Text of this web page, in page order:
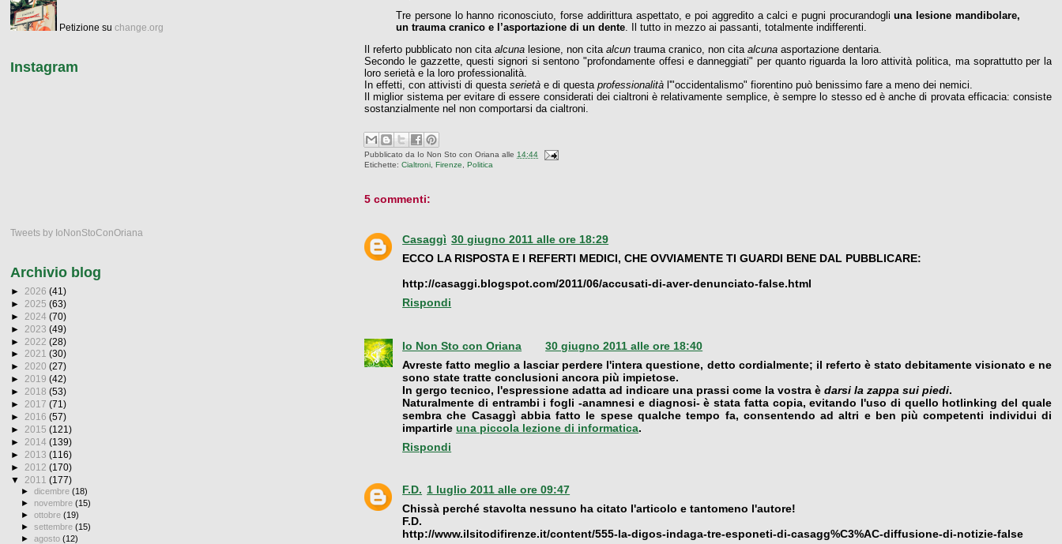
Tre persone lo hanno riconosciuto, forse addirittura aspettato, e poi aggredito a calci e pugni procurandogliuna lesione mandibolare,
un trauma cranico e l’asportazione di un dente. Il tutto in mezzo ai passanti, totalmente indifferenti.
Il referto pubblicato non citaalcuna lesione, non citaalcun trauma cranico, non citaalcunaasportazione dentaria.
Secondo le gazzette, questi signori si sentono "profondamente offesi e danneggiati" per quanto riguarda la loro attività politica, ma soprattutto per la
loro serietà e la loro professionalità.
In effetti, con attivisti di questaserietà e di questaprofessionalità l'"occidentalismo" fiorentino può benissimo fare a meno dei nemici.
Il miglior sistema per evitare di essere considerati dei cialtroni è relativamente semplice, è sempre lo stesso ed è anche di provata efficacia: consiste
sostanzialmente nel non comportarsi da cialtroni.
Pubblicato da Io Non Sto con Oriana alle 14:44
Etichette:Cialtroni ,Firenze ,Politica
5 commenti:
Casaggì 30 giugno 2011 alle ore 18:29
ECCO LA RISPOSTA E I REFERTI MEDICI, CHE OVVIAMENTE TI GUARDI BENE DAL PUBBLICARE:
http://casaggi.blogspot.com/2011/06/accusati-di-aver-denunciato-false.html
Rispondi
Io Non Sto con Oriana
30 giugno 2011 alle ore 18:40
Avreste fatto meglio a lasciar perdere l'intera questione, detto cordialmente; il referto è stato debitamente visionato e ne
sono state tratte conclusioni ancora più impietose.
In gergo tecnico, l'espressione adatta ad indicare una prassi come la vostra èdarsi la zappa sui piedi.
Naturalmente di entrambi i fogli -anamnesi e diagnosi- è stata fatta copia, evitando l'uso di quello hotlinking del quale
sembra che Casaggì abbia fatto le spese qualche tempo fa, consentendo ad altri e ben più competenti individui di
impartirleuna piccola lezione di informatica.
Rispondi
F.D. 1 luglio 2011 alle ore 09:47
Chissà perché stavolta nessuno ha citato l'articolo e tantomeno l'autore!
F.D.
http://www.ilsitodifirenze.it/content/555-la-digos-indaga-tre-esponeti-di-casagg%C3%AC-diffusione-di-notizie-false
Petizione su change.org
Instagram
Tweets by IoNonStoConOriana
Archivio blog
► 2026 (41)
► 2025 (63)
► 2024 (70)
► 2023 (49)
► 2022 (28)
► 2021 (30)
► 2020 (27)
► 2019 (42)
► 2018 (53)
► 2017 (71)
► 2016 (57)
► 2015 (121)
► 2014 (139)
► 2013 (116)
► 2012 (170)
▼ 2011 (177)
►dicembre(18)
► novembre(15)
►ottobre(19)
►settembre(15)
►agosto(12)